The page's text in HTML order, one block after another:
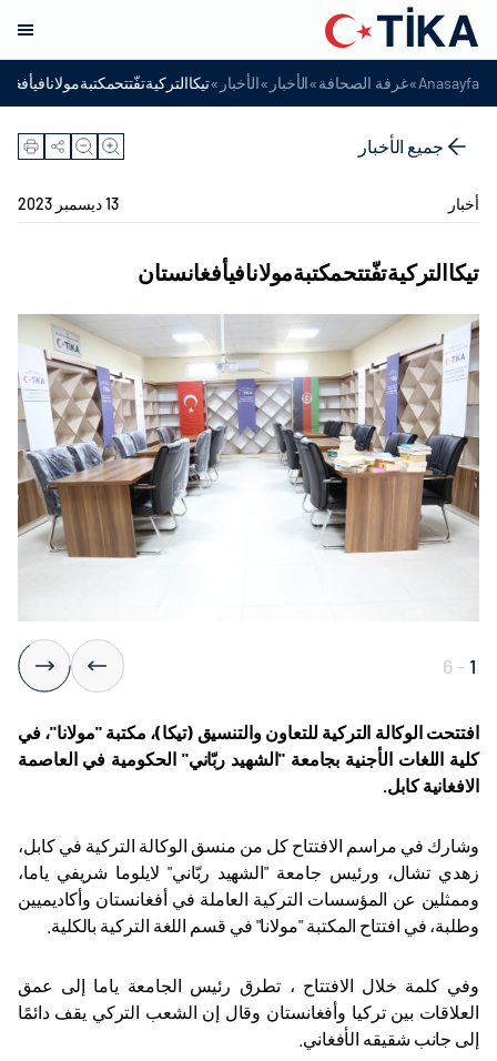
Anasayfa
»غرفة الصحافة»الأخبار »الأخبار »
جميع الأخبار
أخبار 13 ديسمبر 2023
تيكاالتركيةتفّتتحمكتبةمولانافيأفغانستان
1
-
6
افتتحت الوكالة التركية للتعاون والتنسيق (تيكا)، مكتبة "مولانا"، في
كلية اللغات الأجنية بجامعة "الشهيد ربّاني" الحكومية في العاصمة
الافغانية كابل.
وشارك في مراسم الافتتاح كل من منسق الوكالة التركية في كابل،
زهدي تشال، ورئيس جامعة "الشهيد ربّاني" لايلوما شريفي ياما،
وممثلين عن المؤسسات التركية العاملة في أفغانستان وأكاديميين
وطلبة، في افتتاح المكتبة "مولانا" في قسم اللغة التركية بالكلية
وفي كلمة خلال الافتتاح ، تطرق رئيس الجامعة ياما إلى عمق
العلاقات بين تركيا وأفغانستان وقال إن الشعب التركي يقف دائمًا
إلى جانب شقيقه الأفغاني